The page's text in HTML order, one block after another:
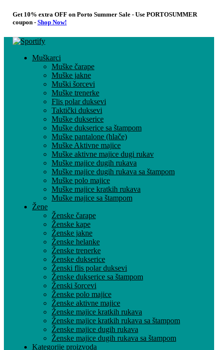
Get 10% extra OFF on Porto Summer Sale - Use PORTOSUMMER
coupon - Shop Now!
Muškarci
Muške čarape
Muške jakne
Muški šorcevi
Muške trenerke
Flis polar duksevi
Taktički duksevi
Muške dukserice
Muške dukserice sa štampom
Muške pantalone (hlače)
Muške Aktivne majice
Muške aktivne majice dugi rukav
Muške majice dugih rukava
Muške majice dugih rukava sa štampom
Muške polo majice
Muške majice kratkih rukava
Muške majice sa štampom
Žene
Ženske čarape
Ženske kape
Ženske jakne
Ženske helanke
Ženske trenerke
Ženske dukserice
Ženski flis polar duksevi
Ženske dukserice sa štampom
Ženski šorcevi
Ženske polo majice
Ženske aktivne majice
Ženske majice kratkih rukava
Ženske majice kratkih rukava sa štampom
Ženske majice dugih rukava
Ženske majice dugih rukava sa štampom
Kategorije proizvoda